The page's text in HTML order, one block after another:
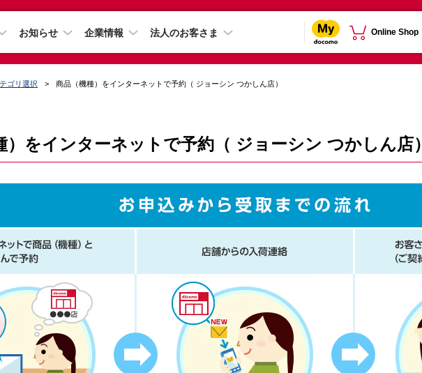
お知らせ 企業情報 法人のお客さま Online Shop
ゴリ選択 商品（機種）をインターネットで予約（ ジョーシン つかしん店）
）をインターネットで予約（ ジョーシン つかしん店）